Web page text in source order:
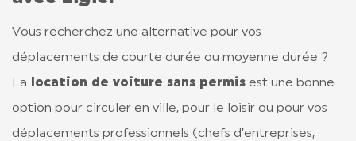
CONTACT
Vous recherchez une alternative pour vos
déplacements de courte durée ou moyenne durée ?
La location de voiture sans permis est une bonne
option pour circuler en ville, pour le loisir ou pour vos
déplacements professionnels (chefs d’entreprises,